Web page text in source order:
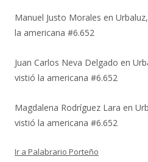
Manuel Justo Morales en
la americana #6.652
Juan Carlos Neva Delgado en
vistió la americana #6.652
Magdalena Rodríguez Lara en
vistió la americana #6.652
Ir a Palabrario Porteño